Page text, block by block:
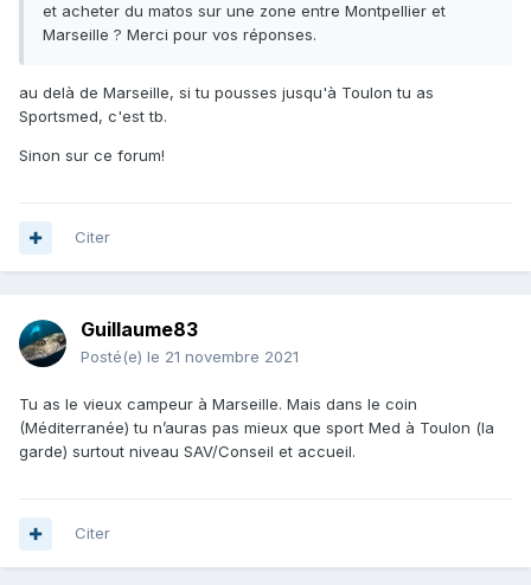
et acheter du matos sur une zone entre Montpellier et
Marseille ? Merci pour vos réponses.
au delà de Marseille, si tu pousses jusqu'à Toulon tu as
Sportsmed, c'est tb.
Sinon sur ce forum!
Citer
Guillaume83
Posté(e) le 21 novembre 2021
Tu as le vieux campeur à Marseille. Mais dans le coin
(Méditerranée) tu n’auras pas mieux que sport Med à Toulon (la
garde) surtout niveau SAV/Conseil et accueil.
Citer